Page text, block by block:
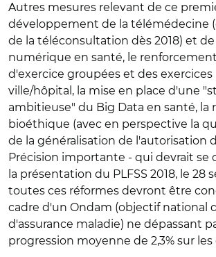
Autres mesures relevant de ce
développement de la télémédecine
de la téléconsultation dès 2018) et
numérique en santé, le
d'exercice groupées et des
ville/hôpital, la mise en place d'une
ambitieuse" du Big Data en santé, la
bioéthique (avec en perspective la
de la généralisation de l'autorisation
Précision importante - qui devrait se
la présentation du PLFSS 2018, le 28
toutes ces réformes devront être
cadre d'un Ondam (objectif national
d'assurance maladie) ne dépassant
progression moyenne de 2,3% sur les